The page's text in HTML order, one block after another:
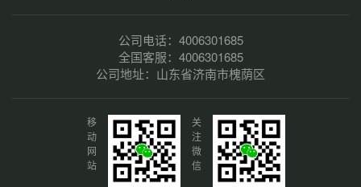
公司电话：4006301685
全国客服：4006301685
公司地址：山东省济南市槐荫区
移
动
网
站
关
注
微
信